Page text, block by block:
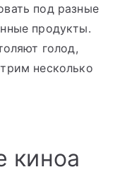
под разные
продукты.
голод,
несколько
киноа